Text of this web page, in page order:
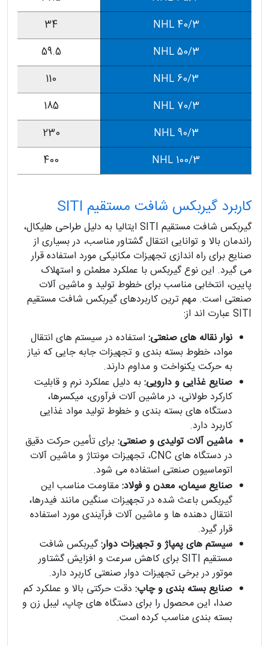
NHL 40/3
34
NHL 50/3
59.5
NHL 60/3
110
NHL 70/3
185
NHL 90/3
230
NHL 100/3
400
کاربرد گیربکس شافت مستقیم SITI
گیربکس شافت مستقیم SITI ایتالیا به دلیل طراحی هلیکال،
راندمان بالا و توانایی انتقال گشتاور مناسب، در بسیاری از
صنایع برای راه اندازی تجهیزات مکانیکی مورد استفاده قرار
می گیرد. این نوع گیربکس با عملکرد مطمئن و استهلاک
پایین، انتخابی مناسب برای خطوط تولید و ماشین آلات
صنعتی است. مهم ترین کاربردهای گیربکس شافت مستقیم
SITI عبارت اند از:
نوار نقاله های صنعتی: استفاده در سیستم های انتقال
مواد، خطوط بسته بندی و تجهیزات جابه جایی که نیاز
به حرکت یکنواخت و مداوم دارند.
صنایع غذایی و دارویی:به دلیل عملکرد نرم و قابلیت
کارکرد طولانی، در ماشین آلات فرآوری، میکسرها،
دستگاه های بسته بندی و خطوط تولید مواد غذایی
کاربرد دارد.
ماشین آلات تولیدی و صنعتی:برای تأمین حرکت دقیق
در دستگاه های CNC، تجهیزات مونتاژ و ماشین آلات
اتوماسیون صنعتی استفاده می شود.
صنایع سیمان، معدن و فولاد:مقاومت مناسب این
گیربکس باعث شده در تجهیزات سنگین مانند فیدرها،
انتقال دهنده ها و ماشین آلات فرآیندی مورد استفاده
قرار گیرد.
سیستم های پمپاژ و تجهیزات دوار:گیربکس شافت
مستقیم SITI برای کاهش سرعت و افزایش گشتاور
موتور در برخی تجهیزات دوار صنعتی کاربرد دارد.
صنایع بسته بندی و چاپ: دقت حرکتی بالا و عملکرد کم
صدا، این محصول را برای دستگاه های چاپ، لیبل زن و
بسته بندی مناسب کرده است.